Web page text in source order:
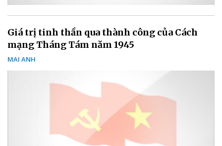
Giá trị tinh thần qua thành công của Cách
mạng Tháng Tám năm 1945
MAI ANH